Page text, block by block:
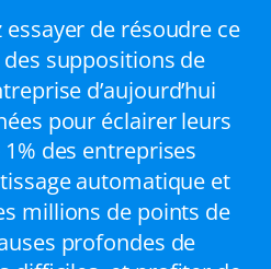
de résoudre ce
suppositions de
d’aujourd’hui
pour éclairer leurs
des entreprises
automatique et
millions de points de
profondes de